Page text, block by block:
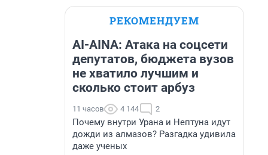
РЕКОМЕНДУЕМ
AI-AINA: Атака на соцсети
депутатов, бюджета вузов
не хватило лучшим и
сколько стоит арбуз
11 часов 4 144 2
Почему внутри Урана и Нептуна идут
дожди из алмазов? Разгадка удивила
даже ученых